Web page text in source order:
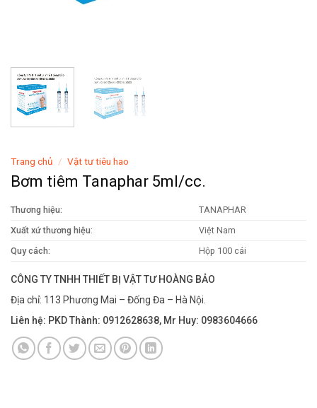
Trang chủ / Vật tư tiêu hao
Bơm tiêm Tanaphar 5ml/cc.
Thương hiệu:
TANAPHAR
Xuất xứ thương hiệu:
Việt Nam
Quy cách:
Hộp 100 cái
CÔNG TY TNHH THIẾT BỊ VẬT TƯ HOÀNG BẢO
Địa chỉ: 113 Phương Mai – Đống Đa – Hà Nội.
Liên hệ: PKD Thành: 0912628638, Mr Huy: 0983604666